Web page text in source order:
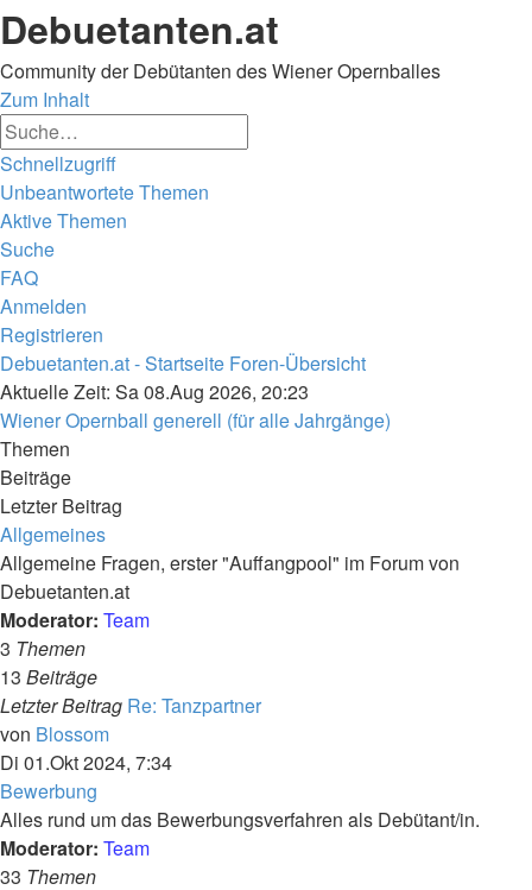
Debuetanten.at
Community der Debütanten des Wiener Opernballes
Zum Inhalt
Schnellzugriff
Unbeantwortete Themen
Aktive Themen
Suche
FAQ
Anmelden
Registrieren
Debuetanten.at - Startseite Foren-Übersicht
Suche
Aktuelle Zeit: Sa 08.Aug 2026, 20:23
Wiener Opernball generell (für alle Jahrgänge)
Themen
Beiträge
Letzter Beitrag
Allgemeines
Allgemeine Fragen, erster "Auffangpool" im Forum von
Debuetanten.at
Moderator: Team
3 Themen
13 Beiträge
Letzter Beitrag Re: Tanzpartner
von BlossomNeuester
Beitrag
Di 01.Okt 2024, 7:34
Bewerbung
Alles rund um das Bewerbungsverfahren als Debütant/in.
Moderator: Team
33 Themen